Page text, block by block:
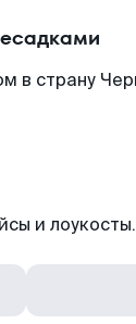
в страну
и лоукосты.